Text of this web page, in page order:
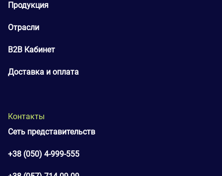
Продукция
Отрасли
B2B Кабинет
Доставка и оплата
Контакты
Сеть представительств
+38 (050) 4-999-555